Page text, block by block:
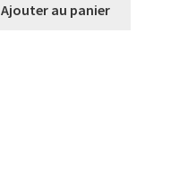
Ajouter au panier